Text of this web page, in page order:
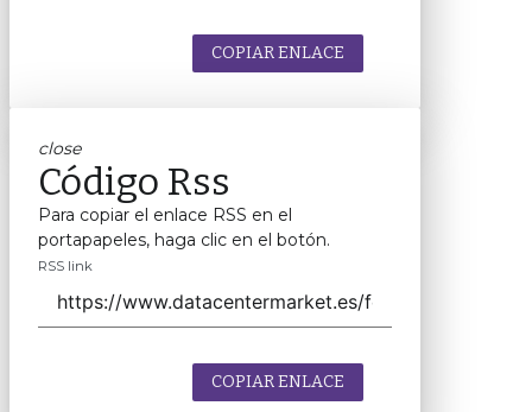
COPIAR ENLACE
close
Código Rss
Para copiar el enlace RSS en el
portapapeles, haga clic en el botón.
RSS link
COPIAR ENLACE